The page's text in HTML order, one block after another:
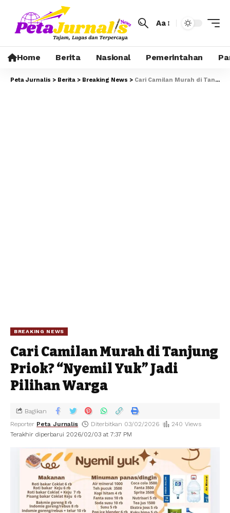
Aa
Home Berita Nasional Pemerintahan
Peta Jurnalis > Berita > Breaking News > Cari Camilan Murah di Tanjung Priok? “Nyemil Yuk” Jadi Pilihan Warga
BREAKING NEWS
Cari Camilan Murah di Tanjung
Priok? “Nyemil Yuk” Jadi
Pilihan Warga
Terakhir diperbarui 2026/02/03 at 7:37 PM
Reporter Peta Jurnalis Diterbitkan 03/02/2026 240 Views
Bagikan